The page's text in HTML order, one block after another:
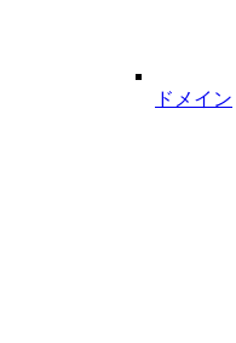
ドメイン